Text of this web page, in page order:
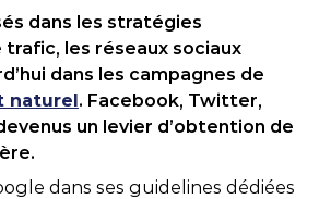
dans les stratégies
trafic, les réseaux sociaux
dans les campagnes de
naturel. Facebook, Twitter,
un levier d’obtention de
dans ses guidelines dédiées